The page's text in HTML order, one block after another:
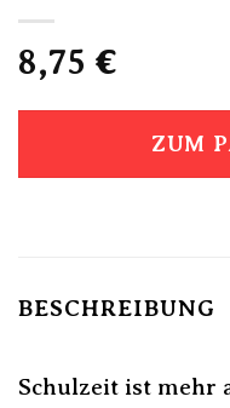
8,75 €
ZUM
BESCHREIBUNG
Schulzeit ist mehr